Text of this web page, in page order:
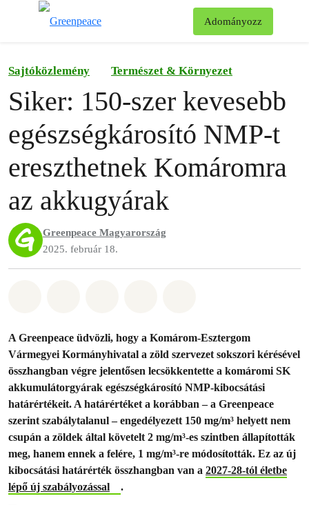
Adományozz
Sajtóközlemény Természet & Környezet
Siker: 150-szer kevesebb
egészségkárosító NMP-t
ereszthetnek Komáromra
az akkugyárak
Greenpeace Magyarország
2025. február 18.
A Greenpeace üdvözli, hogy a Komárom-Esztergom
Vármegyei Kormányhivatal a zöld szervezet sokszori kérésével
összhangban végre jelentősen lecsökkentette a komáromi SK
akkumulátorgyárak egészségkárosító NMP-kibocsátási
határértékeit. A határértéket a korábban – a Greenpeace
szerint szabálytalanul – engedélyezett 150 mg/m³ helyett nem
csupán a zöldek által követelt 2 mg/m³-es szintben állapították
meg, hanem ennek a felére, 1 mg/m³-re módosították. Ez az új
kibocsátási határérték összhangban van a 2027-28-tól életbe
lépő új szabályozással
.